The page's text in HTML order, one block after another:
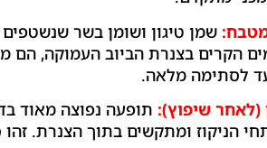
שמן טיגון ושומן בשר
הקרים בצנרת הביוב העמוקה, הם
לסתימה מלאה.
(לאחר שיפוץ): תופעה נפוצה מאוד
הניקוז ומתקשים בתוך הצנרת.